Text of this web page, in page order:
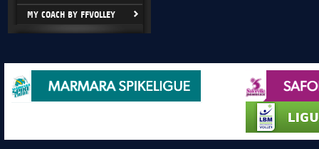
MY COACH BY FFVOLLEY